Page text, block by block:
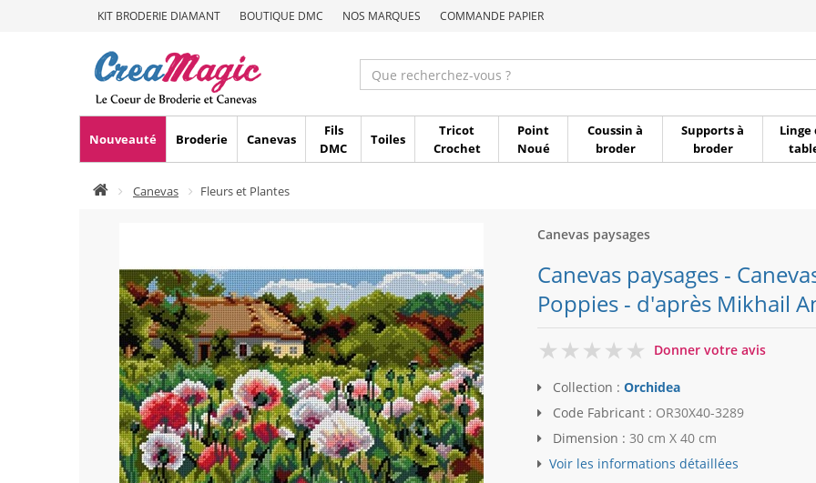
KIT BRODERIE DIAMANT BOUTIQUE DMC NOS MARQUES COMMANDE PAPIER
Nouveauté Broderie Canevas
Fils
DMC
Toiles
Tricot
Crochet
Point
Noué
Coussin à
broder
Supports à
broder
Linge
Canevas Fleurs et Plantes
Canevas paysages
Canevas paysages -
Poppies - d'après Mikhail
0
Donner votre avis
Collection : Orchidea
Code Fabricant : OR30X40-3289
Dimension : 30 cm X 40 cm
Voir les informations détaillées